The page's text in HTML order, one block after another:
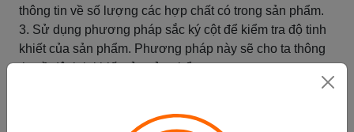
thông tin về số lượng các hợp chất có trong sản phẩm.
3. Sử dụng phương pháp sắc ký cột để kiểm tra độ tinh
khiết của sản phẩm. Phương pháp này sẽ cho ta thông
tin về độ tinh khiết của sản phẩm.
sẽ có điểm nóng chảy cụ thể.